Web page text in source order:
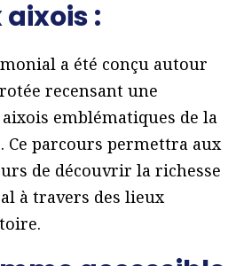
:
a été conçu autour
recensant une
emblématiques de la
Ce parcours permettra aux
de découvrir la richesse
à travers des lieux